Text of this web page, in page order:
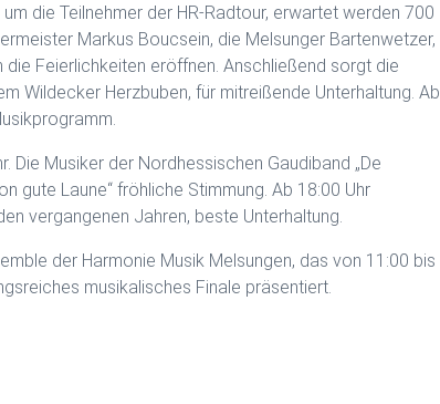
die Teilnehmer der HR-Radtour, erwartet werden 700
Markus Boucsein, die Melsunger Bartenwetzer,
Feierlichkeiten eröffnen. Anschließend sorgt die
Wildecker Herzbuben, für mitreißende Unterhaltung. Ab
Die Musiker der Nordhessischen Gaudiband „De
gute Laune“ fröhliche Stimmung. Ab 18:00 Uhr
vergangenen Jahren, beste Unterhaltung.
der Harmonie Musik Melsungen, das von 11:00 bis
musikalisches Finale präsentiert.